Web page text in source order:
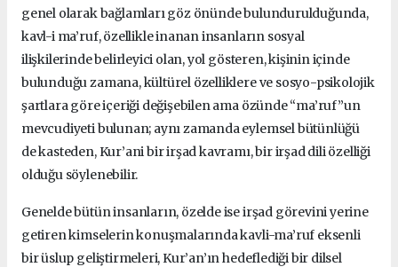
genel olarak bağlamları göz önünde bulundurulduğunda,
kavl-i ma’ruf, özellikle inanan insanların sosyal
ilişkilerinde belirleyici olan, yol gösteren, kişinin içinde
bulunduğu zamana, kültürel özelliklere ve sosyo-psikolojik
şartlara göre içeriği değişebilen ama özünde “ma’ruf”un
mevcudiyeti bulunan; aynı zamanda eylemsel bütünlüğü
de kasteden, Kur’ani bir irşad kavramı, bir irşad dili özelliği
olduğu söylenebilir.
Genelde bütün insanların, özelde ise irşad görevini yerine
getiren kimselerin konuşmalarında kavli-ma’ruf eksenli
bir üslup geliştirmeleri, Kur’an’ın hedeflediği bir dilsel